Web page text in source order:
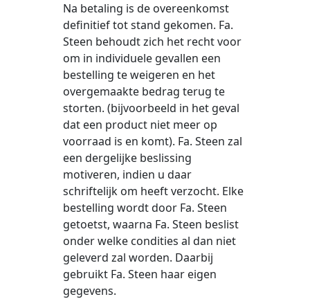
Na betaling is de overeenkomst
definitief tot stand gekomen. Fa.
Steen behoudt zich het recht voor
om in individuele gevallen een
bestelling te weigeren en het
overgemaakte bedrag terug te
storten. (bijvoorbeeld in het geval
dat een product niet meer op
voorraad is en komt). Fa. Steen zal
een dergelijke beslissing
motiveren, indien u daar
schriftelijk om heeft verzocht. Elke
bestelling wordt door Fa. Steen
getoetst, waarna Fa. Steen beslist
onder welke condities al dan niet
geleverd zal worden. Daarbij
gebruikt Fa. Steen haar eigen
gegevens.